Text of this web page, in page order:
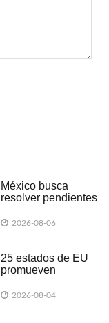
México busca
resolver pendientes
2026: Concamin
2026-08-06
25 estados de EU
promueven
por nuevos
2026-08-04